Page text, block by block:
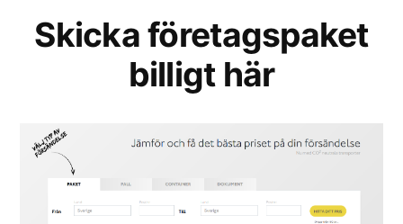
Skicka företagspaket
billigt här